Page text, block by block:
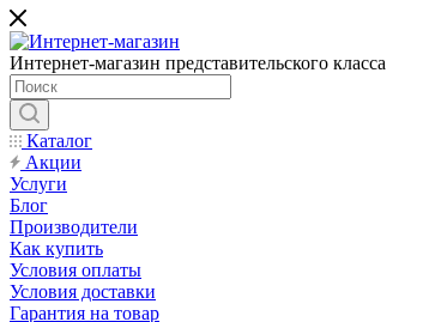
Интернет-магазин представительского класса
Каталог
Акции
Услуги
Блог
Производители
Как купить
Условия оплаты
Условия доставки
Гарантия на товар